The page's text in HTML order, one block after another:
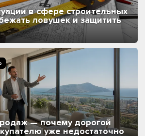
в сфере строительных
ловушек и защитить
— почему дорогой
уже недостаточно